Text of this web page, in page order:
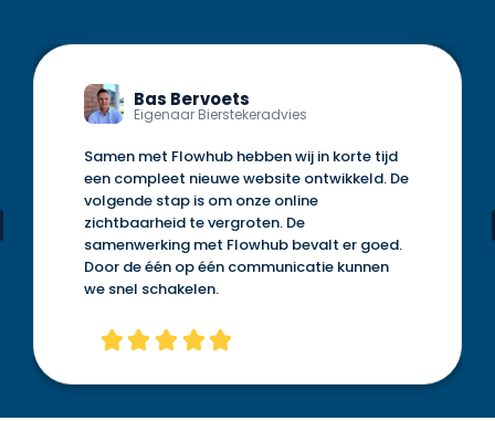
Bas Bervoets
  
Eigenaar Bierstekeradvies
Samen met Flowhub hebben wij in korte tijd
een compleet nieuwe website ontwikkeld. De
volgende stap is om onze online
zichtbaarheid te vergroten. De
samenwerking met Flowhub bevalt er goed.
Door de één op één communicatie kunnen
we snel schakelen.